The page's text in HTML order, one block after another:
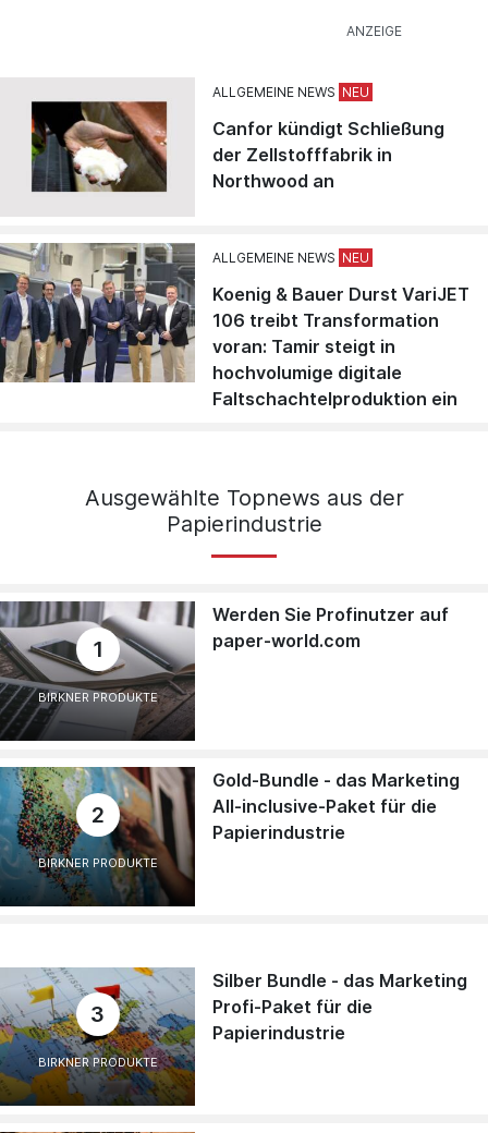
ALLGEMEINE NEWS
Canfor kündigt Schließung
der Zellstofffabrik in
Northwood an
ALLGEMEINE NEWS
Koenig & Bauer Durst VariJET
106 treibt Transformation
voran: Tamir steigt in
hochvolumige digitale
Faltschachtelproduktion ein
Ausgewählte Topnews aus der
Papierindustrie
1
BIRKNER PRODUKTE
Werden Sie Profinutzer auf
paper-world.com
2
BIRKNER PRODUKTE
Gold-Bundle - das Marketing
All-inclusive-Paket für die
Papierindustrie
3
BIRKNER PRODUKTE
Silber Bundle - das Marketing
Profi-Paket für die
Papierindustrie